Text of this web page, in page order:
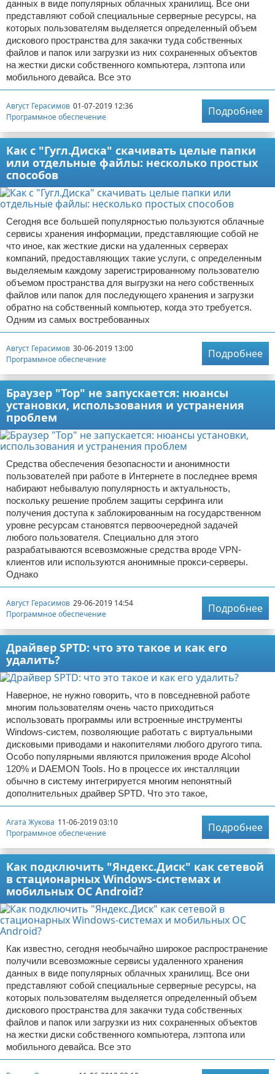
данных в виде популярных облачных хранилищ. Все они
представляют собой специальные серверные ресурсы, на
которых пользователям выделяется определенный объем
дискового пространства для закачки туда собственных
файлов и папок или загрузки из них сохраненных объектов
на жестки диски собственного компьютера, лэптопа или
мобильного девайса. Все это
Август Герасимов 01-07-2019 12:36
Программное обеспечение
Подробнее
Как с "Гугл.Диска" скачивать целые папки
или отдельные файлы: несколько простых
способов
Сегодня все большей популярностью пользуются облачные
сервисы хранения информации, представляющие собой не
что иное, как жесткие диски на удаленных серверах
компаний, предоставляющих такие услуги, с определенным
выделяемым каждому зарегистрированному пользователю
объемом пространства для выгрузки на него собственных
файлов или папок для последующего хранения и загрузки
обратно на собственный компьютер, когда это требуется.
Одним из самых востребованных
Август Герасимов 30-06-2019 13:00
Программное обеспечение
Подробнее
Браузер "Тор" не запускается: нюансы
установки, использования и устранения
проблем
Средства обеспечения безопасности и анонимности
пользователей при работе в Интернете в последнее время
набирают небывалую популярность и актуальность,
поскольку решение проблем защиты серфинга или
получения доступа к заблокированным на государственном
уровне ресурсам становятся первоочередной задачей
любого пользователя. Специально для этого
разрабатываются всевозможные средства вроде VPN-
клиентов или используются анонимные прокси-серверы.
Однако
Август Герасимов 29-06-2019 14:54
Программное обеспечение
Подробнее
Драйвер SPTD: что это такое и как его
удалить?
Наверное, не нужно говорить, что в повседневной работе
многим пользователям очень часто приходиться
использовать программы или встроенные инструменты
Windows-систем, позволяющие работать с виртуальными
дисковыми приводами и накопителями любого другого типа.
Особо популярными являются приложения вроде Alcohol
120% и DAEMON Tools. Но в процессе их инсталляции
обычно в систему интегрируется многим непонятный
дополнительных драйвер SPTD. Что это такое,
Агата Жукова 11-06-2019 03:10
Программное обеспечение
Подробнее
Как подключить "Яндекс.Диск" как сетевой
в стационарных Windows-системах и
мобильных ОС Android?
Как известно, сегодня необычайно широкое распространение
получили всевозможные сервисы удаленного хранения
данных в виде популярных облачных хранилищ. Все они
представляют собой специальные серверные ресурсы, на
которых пользователям выделяется определенный объем
дискового пространства для закачки туда собственных
файлов и папок или загрузки из них сохраненных объектов
на жестки диски собственного компьютера, лэптопа или
мобильного девайса. Все это